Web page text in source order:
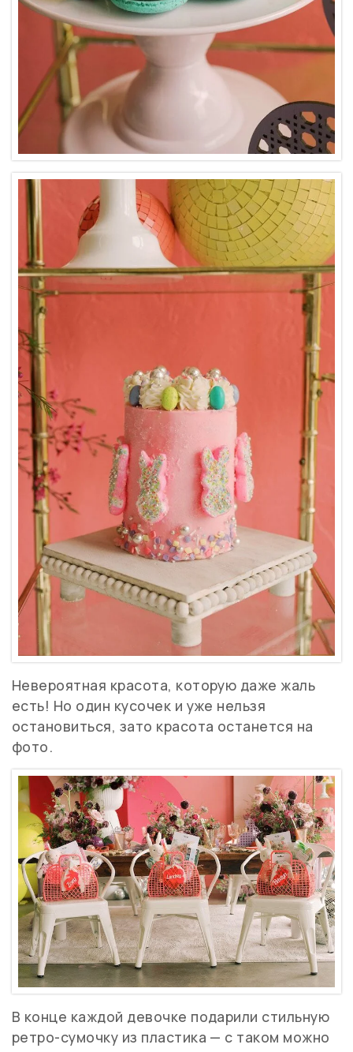
Невероятная красота, которую даже жаль
есть! Но один кусочек и уже нельзя
остановиться, зато красота останется на
фото.
В конце каждой девочке подарили стильную
ретро-сумочку из пластика — с таком можно